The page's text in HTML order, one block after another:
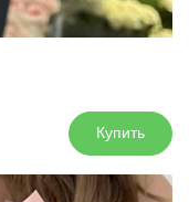
Купить